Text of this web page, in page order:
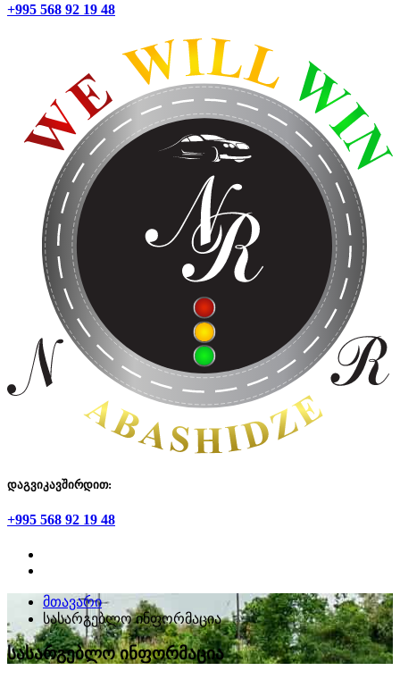
+995 568 92 19 48
დაგვიკავშირდით:
+995 568 92 19 48
მთავარი
სასარგებლო ინფორმაცია
სასარგებლო ინფორმაცია